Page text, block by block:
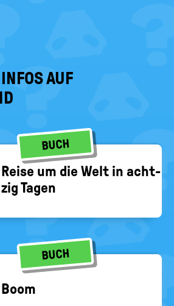
AUF
BUCH
Reise um die Welt in acht­
zig Tagen
BUCH
Boom